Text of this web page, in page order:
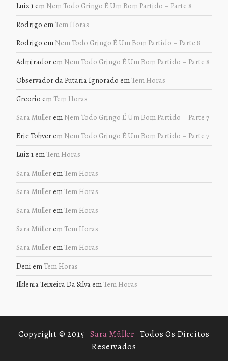
Luiz 1em Nem Todo Gringo É Um Bom Partido – Parte 8
Rodrigo em Tem Horas
Rodrigo em Nem Todo Gringo É Um Bom Partido – Parte 8
Admiradorem Nem Todo Gringo É Um Bom Partido – Parte 8
Observador da Putaria Ignorado em Tem Horas
Greorio em Tem Horas
Sara Müllerem Nem Todo Gringo É Um Bom Partido – Parte 7
Eric Tohverem Nem Todo Gringo É Um Bom Partido – Parte 7
Luiz 1em Tem Horas
Sara Müllerem Tem Horas
Sara Müllerem Tem Horas
Sara Müllerem Tem Horas
Sara Müllerem Tem Horas
Sara Müllerem Tem Horas
Deni em Tem Horas
Ilklenia Teixeira Da Silvaem Tem Horas
Copyright © 2015 Sara Müller Todos Os Direitos
Reservados